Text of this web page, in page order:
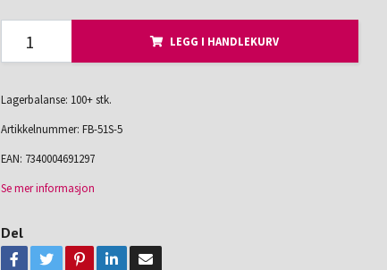
LEGG I HANDLEKURV
Lagerbalanse: 100+ stk.
Artikkelnummer: FB-51S-5
EAN: 7340004691297
Se mer informasjon
Del